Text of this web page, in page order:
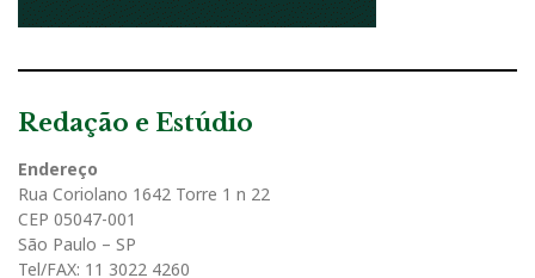
Redação e Estúdio
Endereço
Rua Coriolano 1642 Torre 1 n 22
CEP 05047-001
São Paulo – SP
Tel/FAX: 11 3022 4260